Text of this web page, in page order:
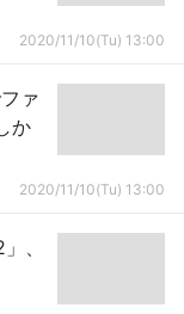
2020/11/10(Tu) 13:00
ァ
か
2020/11/10(Tu) 13:00
、